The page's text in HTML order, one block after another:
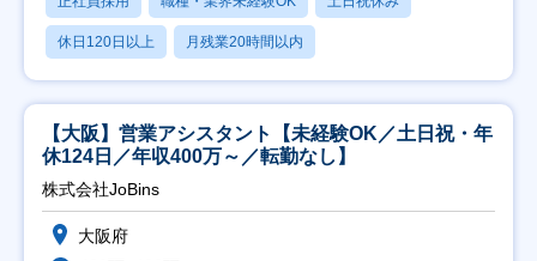
休日120日以上 月残業20時間以内
【大阪】営業アシスタント【未経験OK／土日祝・年
休124日／年収400万～／転勤なし】
株式会社JoBins
大阪府